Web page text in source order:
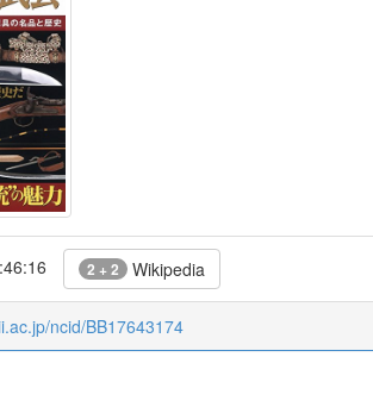
2 + 2 Wikipedia
ncid/BB17643174